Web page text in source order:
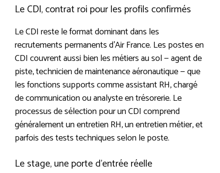
Le CDI, contrat roi pour les profils confirmés
Le CDI reste le format dominant dans les
recrutements permanents d’Air France. Les postes en
CDI couvrent aussi bien les métiers au sol — agent de
piste, technicien de maintenance aéronautique — que
les fonctions supports comme assistant RH, chargé
de communication ou analyste en trésorerie. Le
processus de sélection pour un CDI comprend
généralement un entretien RH, un entretien métier, et
parfois des tests techniques selon le poste.
Le stage, une porte d’entrée réelle